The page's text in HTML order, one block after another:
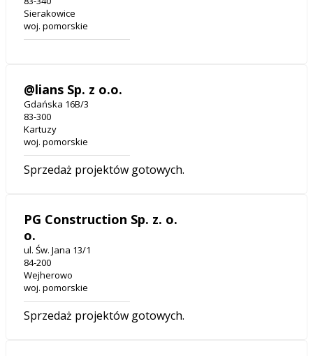
Sierakowice
woj. pomorskie
@lians Sp. z o.o.
Gdańska 16B/3
83-300
Kartuzy
woj. pomorskie
Sprzedaż projektów gotowych.
PG Construction Sp. z. o.
o.
ul. Św. Jana 13/1
84-200
Wejherowo
woj. pomorskie
Sprzedaż projektów gotowych.